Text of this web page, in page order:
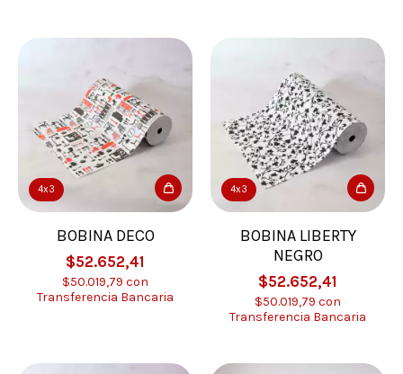
4x3
BOBINA DECO
$52.652,41
$50.019,79 con
Transferencia Bancaria
4x3
BOBINA LIBERTY
NEGRO
$52.652,41
$50.019,79 con
Transferencia Bancaria